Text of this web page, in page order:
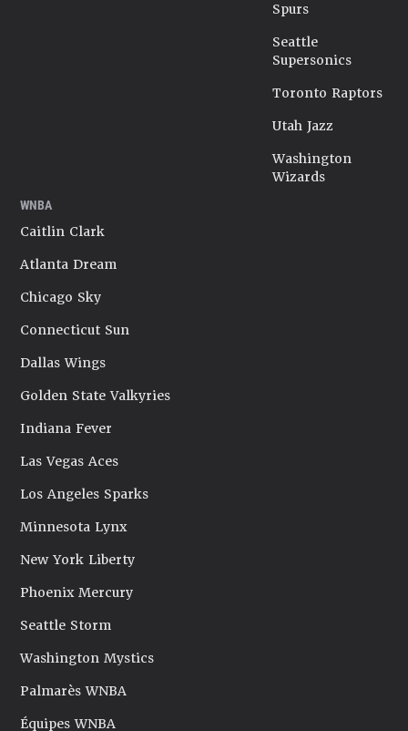
Spurs
Seattle
Supersonics
Toronto Raptors
Utah Jazz
Washington
Wizards
WNBA
Caitlin Clark
Atlanta Dream
Chicago Sky
Connecticut Sun
Dallas Wings
Golden State Valkyries
Indiana Fever
Las Vegas Aces
Los Angeles Sparks
Minnesota Lynx
New York Liberty
Phoenix Mercury
Seattle Storm
Washington Mystics
Palmarès WNBA
Équipes WNBA